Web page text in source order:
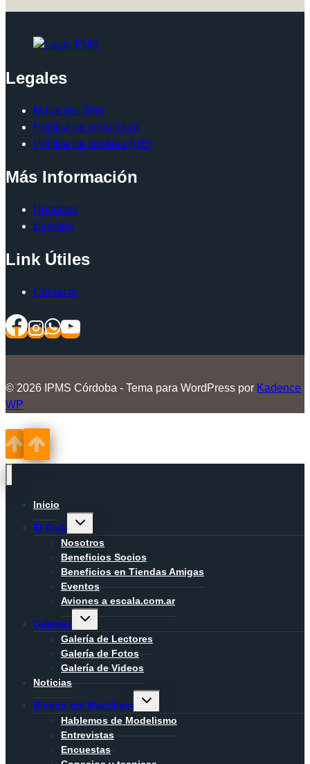
Legales
Mapa del Sitio
Política de privacidad
Política de cookies (UE)
Más Información
Nosotros
Eventos
Link Útiles
Contacto
© 2026 IPMS Córdoba - Tema para WordPress por Kadence
WP
Inicio
El Club
Alternar
hijo
Nosotros
Beneficios Socios
Beneficios en Tiendas Amigas
Eventos
Aviones a escala.com.ar
Galerías
Alternar
hijo
Galería de Lectores
Galería de Fotos
Galería de Videos
Noticias
Rincón del Modelista
Alternar
hijo
Hablemos de Modelismo
Entrevistas
Encuestas